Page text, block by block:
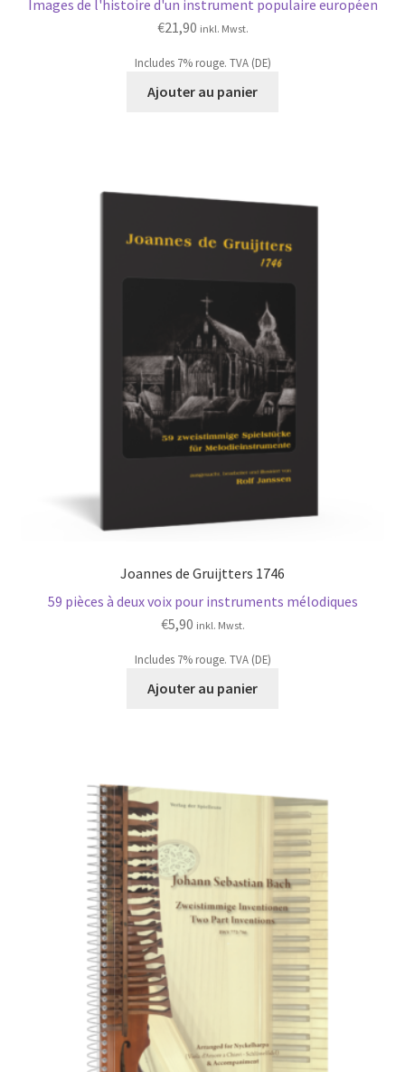
Images de l'histoire d'un instrument populaire européen
€21,90 inkl. Mwst.
Includes 7% rouge. TVA (DE)
Ajouter au panier
Joannes de Gruijtters 1746
59 pièces à deux voix pour instruments mélodiques
€5,90 inkl. Mwst.
Includes 7% rouge. TVA (DE)
Ajouter au panier